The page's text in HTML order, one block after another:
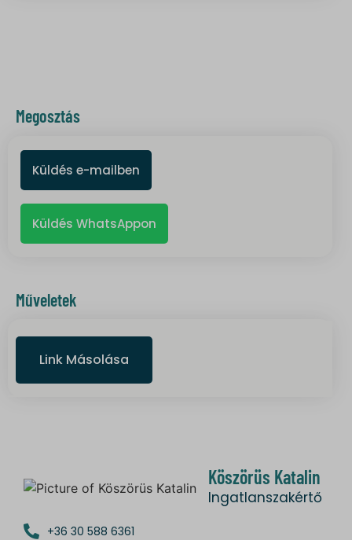
Megosztás
Küldés e-mailben
Küldés WhatsAppon
Műveletek
Link Másolása
Köszörüs Katalin
Ingatlanszakértő
+36 30 588 6361